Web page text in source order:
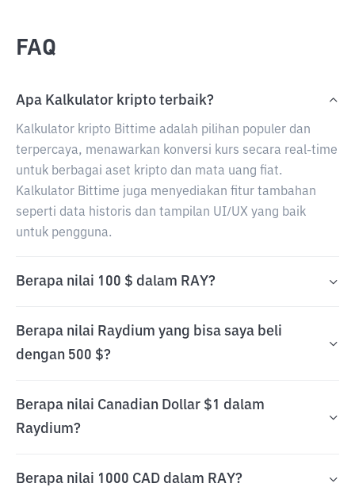
FAQ
Apa Kalkulator kripto terbaik?
Kalkulator kripto Bittime adalah pilihan populer dan
terpercaya, menawarkan konversi kurs secara real-time
untuk berbagai aset kripto dan mata uang fiat.
Kalkulator Bittime juga menyediakan fitur tambahan
seperti data historis dan tampilan UI/UX yang baik
untuk pengguna.
Berapa nilai 100 $ dalam RAY?
Berapa nilai Raydium yang bisa saya beli
dengan 500 $?
Berapa nilai Canadian Dollar $1 dalam
Raydium?
Berapa nilai 1000 CAD dalam RAY?